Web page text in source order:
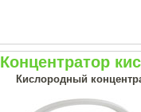
Концентратор
Кислородный